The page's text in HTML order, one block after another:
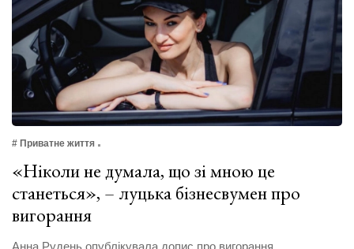
# Приватне життя
«Ніколи не думала, що зі мною це
станеться», – луцька бізнесвумен про
вигорання
Анна Рудень опублікувала допис про вигорання